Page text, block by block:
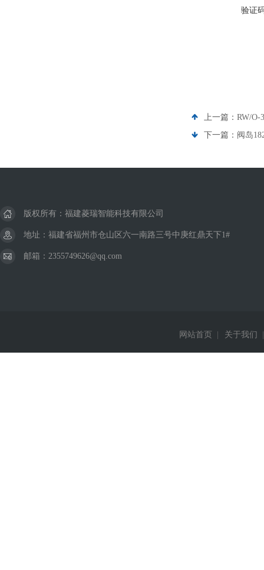
验证
上一篇： RW/O-
下一篇： 阀岛
版权所有：福建菱瑞智能科技有限公司
地址：福建省福州市仓山区六一南路三号中庚红鼎天下1#
邮箱：2355749626@qq.com
网站首页 关于我们